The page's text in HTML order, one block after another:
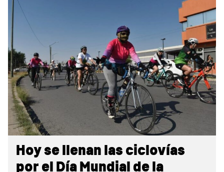
Hoy se llenan las ciclovías
por el Día Mundial de la
Sidebar